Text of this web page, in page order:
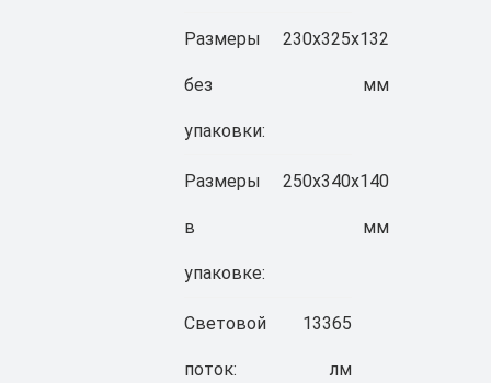
Размеры
без
упаковки:
230x325x132
мм
Размеры
в
упаковке:
250x340x140
мм
Световой
поток:
13365
лм